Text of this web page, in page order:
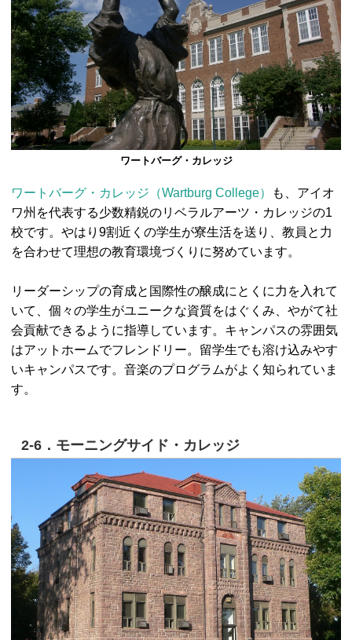
ワートバーグ・カレッジ
ワートバーグ・カレッジ（Wartburg College）
も、アイオ
ワ州を代表する少数精鋭のリベラルアーツ・カレッジの1
校です。やはり9割近くの学生が寮生活を送り、教員と力
を合わせて理想の教育環境づくりに努めています。
リーダーシップの育成と国際性の醸成にとくに力を入れて
いて、個々の学生がユニークな資質をはぐくみ、やがて社
会貢献できるように指導しています。キャンパスの雰囲気
はアットホームでフレンドリー。留学生でも溶け込みやす
いキャンパスです。音楽のプログラムがよく知られていま
す。
2-6．モーニングサイド・カレッジ